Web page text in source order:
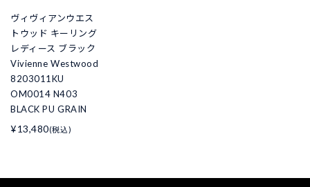
ヴィヴィアンウエス
トウッド キーリング
レディース ブラック
Vivienne Westwood
8203011KU
OM0014 N403
BLACK PU GRAIN
¥13,480(税込)